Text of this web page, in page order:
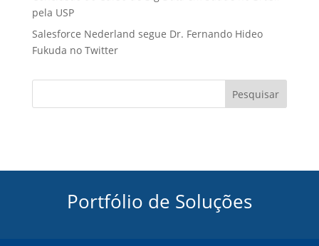
pela USP
Salesforce Nederland segue Dr. Fernando Hideo
Fukuda no Twitter
Pesquisar
Portfólio de Soluções